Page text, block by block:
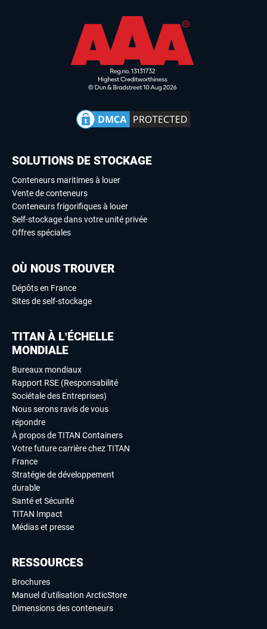
SOLUTIONS DE STOCKAGE
Conteneurs maritimes à louer
Vente de conteneurs
Conteneurs frigorifiques à louer
Self-stockage dans votre unité privée
Offres spéciales
OÙ NOUS TROUVER
Dépôts en France
Sites de self-stockage
TITAN À L’ÉCHELLE
MONDIALE
Bureaux mondiaux
Rapport RSE (Responsabilité
Sociétale des Entreprises)
Nous serons ravis de vous
répondre
À propos de TITAN Containers
Votre future carrière chez TITAN
France
Stratégie de développement
durable
Santé et Sécurité
TITAN Impact
Médias et presse
RESSOURCES
Brochures
Manuel d’utilisation ArcticStore
Dimensions des conteneurs